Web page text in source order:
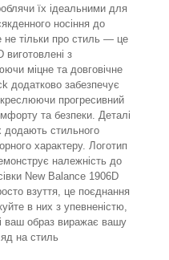
їх ідеальними для
носіння до
не тільки про стиль — це
виготовлені з
міцне та довговічне
додатково забезпечує
прогресивний
та безпеки. Деталі
додають стильного
характеру. Логотип
належність до
New Balance 1906D
взуття, це поєднання
в них з упевненістю,
ваш образ виражає вашу
на стиль